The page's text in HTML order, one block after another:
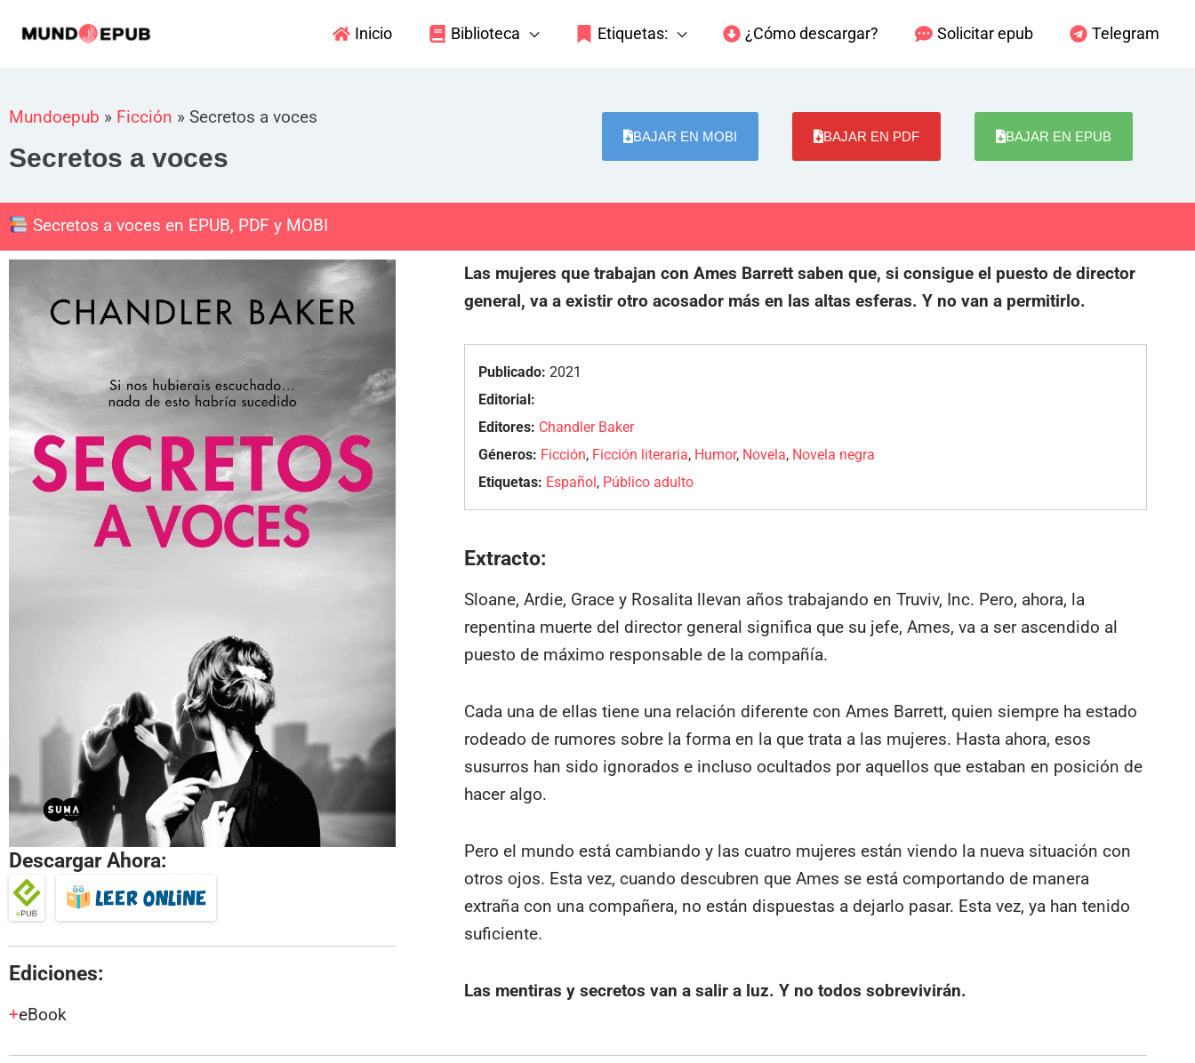
Inicio Biblioteca Etiquetas: ¿Cómo descargar? Solicitar epub Telegram
Mundoepub » Ficción » Secretos a voces
Secretos a voces
BAJAR EN MOBI BAJAR EN PDF BAJAR EN EPUB
Secretos a voces en EPUB, PDF y MOBI
Descargar Ahora:
Ediciones:
eBook
Las mujeres que trabajan con Ames Barrett saben que, si consigue el puesto de director
general, va a existir otro acosador más en las altas esferas. Y no van a permitirlo.
Publicado: 2021
Editorial:
Editores: Chandler Baker
Géneros: Ficción, Ficción literaria, Humor, Novela, Novela negra
Etiquetas: Español, Público adulto
Extracto:
Sloane, Ardie, Grace y Rosalita llevan años trabajando en Truviv, Inc. Pero, ahora, la
repentina muerte del director general significa que su jefe, Ames, va a ser ascendido al
puesto de máximo responsable de la compañía.
Cada una de ellas tiene una relación diferente con Ames Barrett, quien siempre ha estado
rodeado de rumores sobre la forma en la que trata a las mujeres. Hasta ahora, esos
susurros han sido ignorados e incluso ocultados por aquellos que estaban en posición de
hacer algo.
Pero el mundo está cambiando y las cuatro mujeres están viendo la nueva situación con
otros ojos. Esta vez, cuando descubren que Ames se está comportando de manera
extraña con una compañera, no están dispuestas a dejarlo pasar. Esta vez, ya han tenido
suficiente.
Las mentiras y secretos van a salir a luz. Y no todos sobrevivirán.